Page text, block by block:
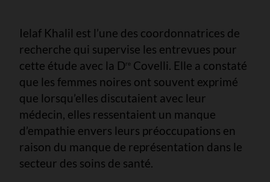
Ielaf Khalil est l’une des coordonnatrices de
recherche qui supervise les entrevues pour
cette étude avec la Dre Covelli. Elle a constaté
que les femmes noires ont souvent exprimé
que lorsqu’elles discutaient avec leur
médecin, elles ressentaient un manque
d’empathie envers leurs préoccupations en
raison du manque de représentation dans le
secteur des soins de santé.